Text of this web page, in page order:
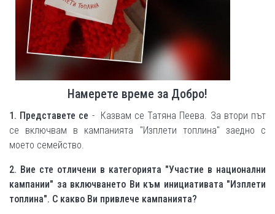
Намерете време за Добро!
1. Представете се - Казвам се Татяна Пеева. За втори път
се включвам в кампанията "Изплети топлина" заедно с
моето семейство.
2. Вие сте отличени в категорията "Участие в национални
кампании" за включването Ви към инициативата "Изплети
топлина". С какво Ви привлече кампанията?